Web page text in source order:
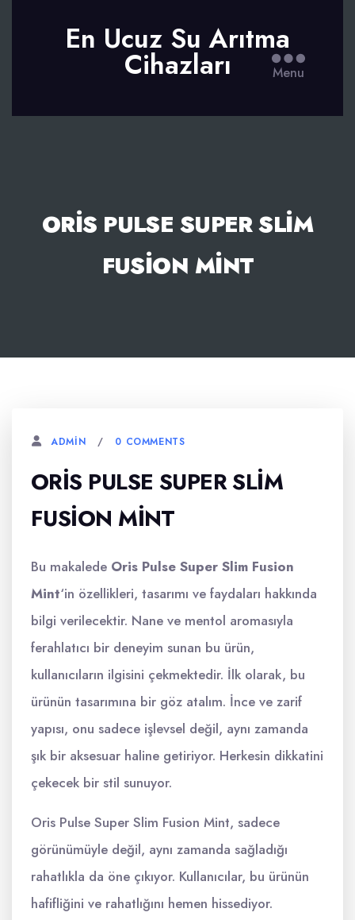
En Ucuz Su Arıtma
Cihazları Menu
ORIS PULSE SUPER SLIM
FUSION MINT
ADMIN 0 COMMENTS
ORIS PULSE SUPER SLIM
FUSION MINT
Bu makalede Oris Pulse Super Slim Fusion
Mint‘in özellikleri, tasarımı ve faydaları hakkında
bilgi verilecektir. Nane ve mentol aromasıyla
ferahlatıcı bir deneyim sunan bu ürün,
kullanıcıların ilgisini çekmektedir. İlk olarak, bu
ürünün tasarımına bir göz atalım. İnce ve zarif
yapısı, onu sadece işlevsel değil, aynı zamanda
şık bir aksesuar haline getiriyor. Herkesin dikkatini
çekecek bir stil sunuyor.
Oris Pulse Super Slim Fusion Mint, sadece
görünümüyle değil, aynı zamanda sağladığı
rahatlıkla da öne çıkıyor. Kullanıcılar, bu ürünün
hafifliğini ve rahatlığını hemen hissediyor.